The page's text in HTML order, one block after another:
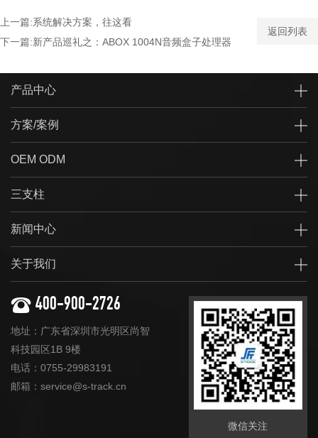
上一篇:系统解决方案，往这看
下一篇:新产品巡礼之：ABOX 1004N音频盒子处理器
返回列表
产品中心
方案/案例
OEM ODM
三支柱
新闻中心
关于我们
400-900-2726
地址：广东省深圳市光明区尚智
科技园区1B 9楼
电话：0755-29983191
邮箱：service@s-track.cn
微信关注